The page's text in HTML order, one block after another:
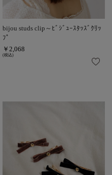
bijou studs clip～ﾋﾞｼﾞｭｰｽﾀｯｽﾞｸﾘｯ
ﾌﾟ
￥2,068
(税込)